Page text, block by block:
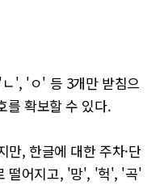
', 'ㅇ' 등 3개만 받침으
를 확보할 수 있다.
만, 한글에 대한 주차·단
떨어지고, '망', '헉', '곡'